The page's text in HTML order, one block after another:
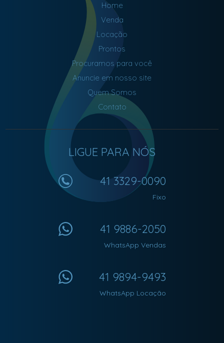
Home
Venda
Locação
Prontos
Procuramos para você
Anuncie em nosso site
Quem Somos
Contato
LIGUE PARA NÓS
41 3329-0090
Fixo
41 9886-2050
WhatsApp Vendas
41 9894-9493
WhatsApp Locação